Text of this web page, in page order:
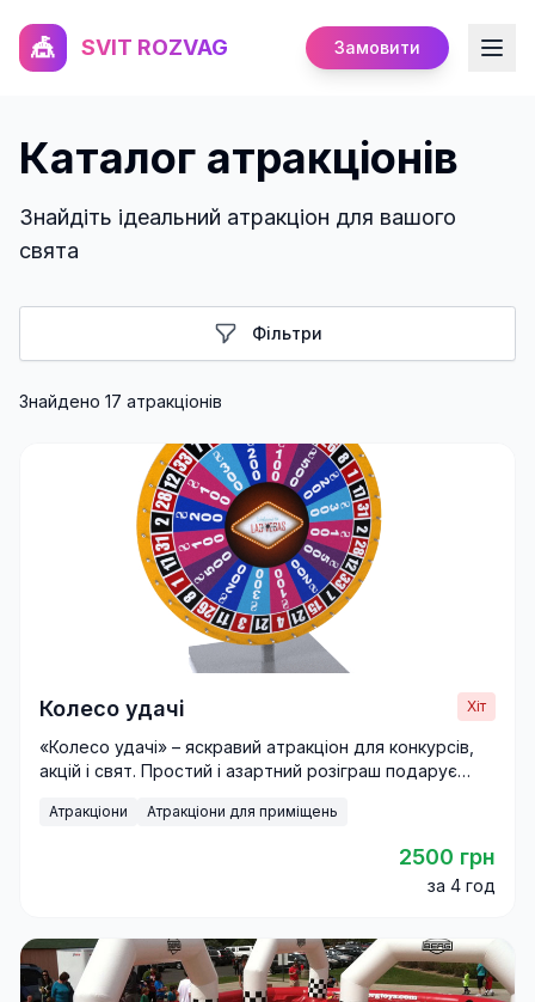
🎪 SVIT ROZVAG Замовити
Каталог атракціонів
Знайдіть ідеальний атракціон для вашого
свята
Фільтри
Знайдено 17 атракціонів
Колесо удачі Хіт
«Колесо удачі» – яскравий атракціон для конкурсів,
акцій і свят. Простий і азартний розіграш подарує
Атракціони Атракціони для приміщень
2500 грн
за 4 год